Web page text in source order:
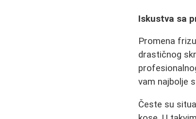
Iskustva sa
Promena
drastičnog
vam najbolje
Česte su